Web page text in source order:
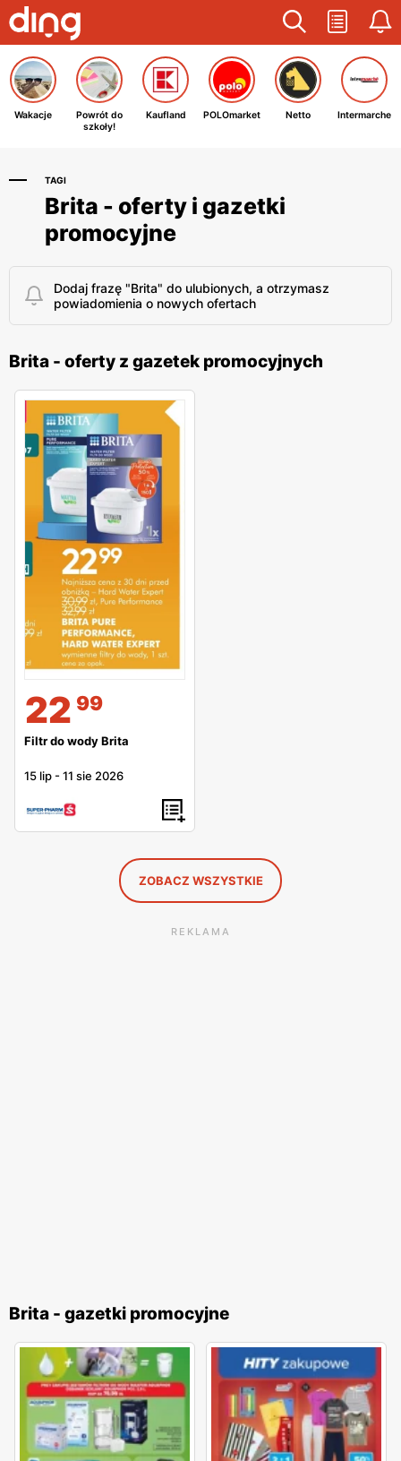
Wakacje
Powrót do
szkoły!
Kaufland POLOmarket Netto Intermarche
TAGI
Brita - oferty i gazetki
promocyjne
Dodaj frazę "Brita" do ulubionych, a otrzymasz
powiadomienia o nowych ofertach
Brita - oferty z gazetek promocyjnych
22 99
Filtr do wody Brita
15 lip -11 sie 2026
ZOBACZ WSZYSTKIE
REKLAMA
Brita - gazetki promocyjne